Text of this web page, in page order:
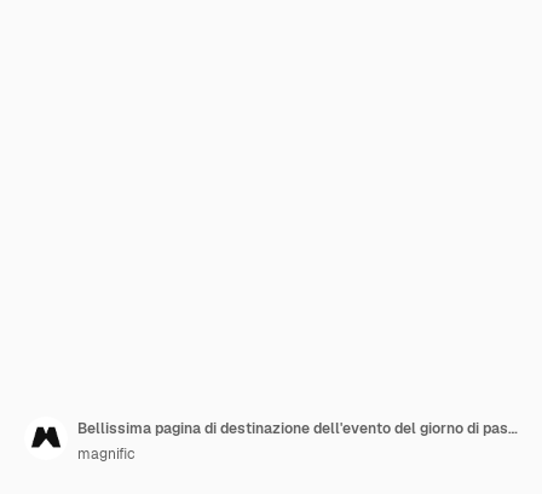
Bellissima pagina di destinazione dell'evento del giorno di pasqua
magnific